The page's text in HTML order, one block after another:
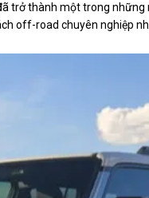
trở thành một trong
off-road chuyên nghiệp